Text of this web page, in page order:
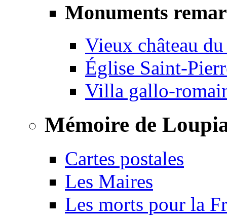
Monuments
Vieux château
Église Saint-
Villa gallo-
Mémoire de
Cartes postales
Les Maires
Les morts pour la